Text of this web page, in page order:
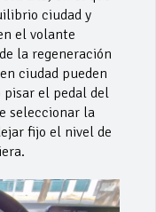
ciudad y
el volante
la regeneración
ciudad pueden
el pedal del
seleccionar la
fijo el nivel de